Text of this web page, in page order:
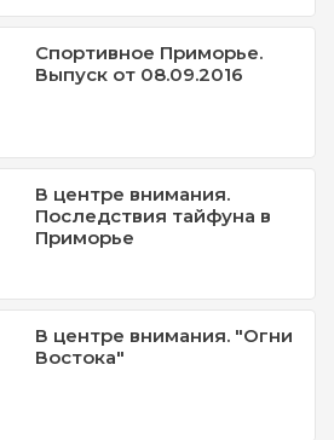
Спортивное Приморье.
Выпуск от 08.09.2016
В центре внимания.
Последствия тайфуна в
Приморье
В центре внимания. "Огни
Востока"